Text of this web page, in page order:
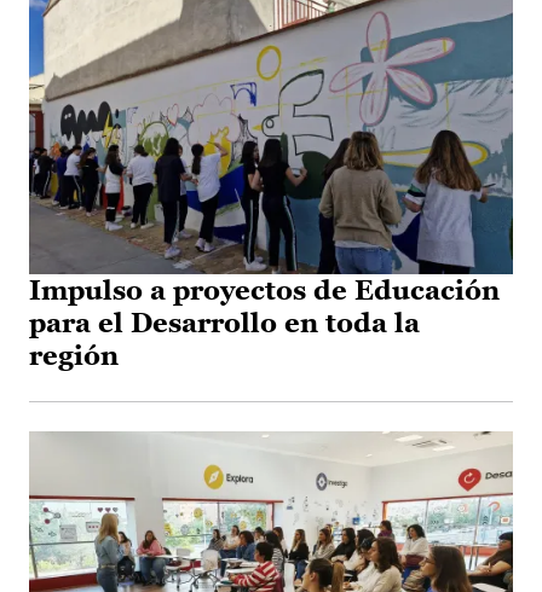
Impulso a proyectos de Educación
para el Desarrollo en toda la
región